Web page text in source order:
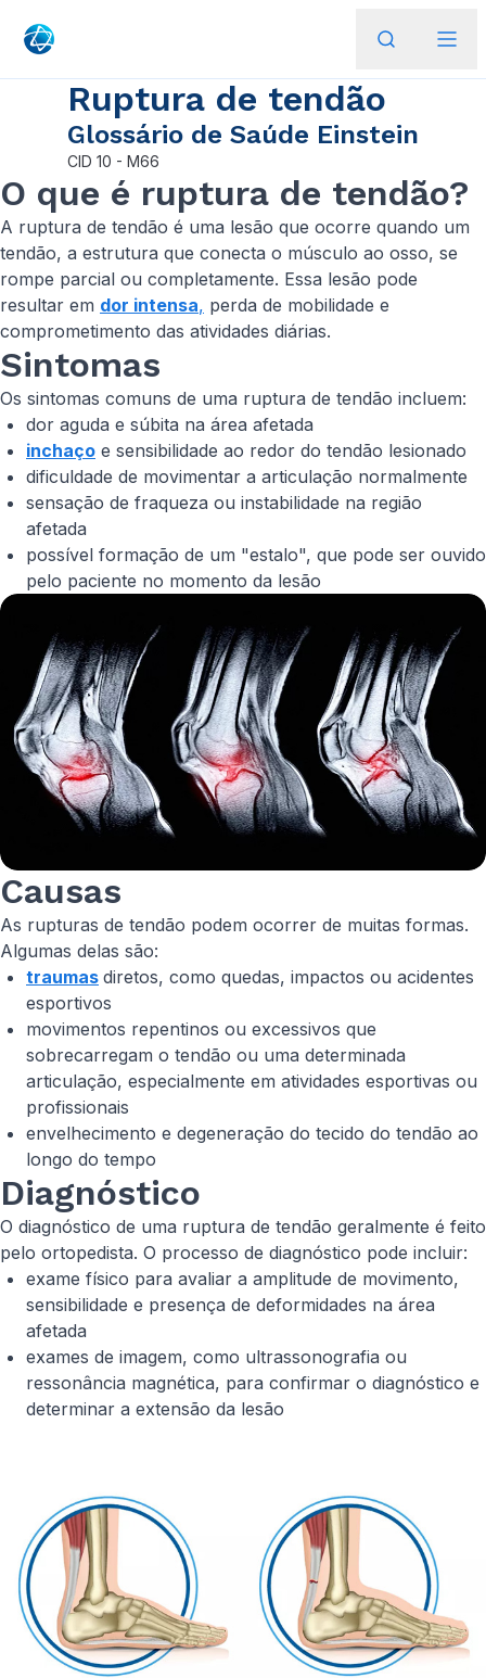
Ruptura de tendão
Glossário de Saúde Einstein
CID 10 - M66
O que é ruptura de tendão?
A ruptura de tendão é uma lesão que ocorre quando um
tendão, a estrutura que conecta o músculo ao osso, se
rompe parcial ou completamente. Essa lesão pode
resultar em dor intensa, perda de mobilidade e
comprometimento das atividades diárias.
Sintomas
Os sintomas comuns de uma ruptura de tendão incluem:
dor aguda e súbita na área afetada
inchaço e sensibilidade ao redor do tendão lesionado
dificuldade de movimentar a articulação normalmente
sensação de fraqueza ou instabilidade na região
afetada
possível formação de um "estalo", que pode ser ouvido
pelo paciente no momento da lesão
Causas
As rupturas de tendão podem ocorrer de muitas formas.
Algumas delas são:
traumas diretos, como quedas, impactos ou acidentes
esportivos
movimentos repentinos ou excessivos que
sobrecarregam o tendão ou uma determinada
articulação, especialmente em atividades esportivas ou
profissionais
envelhecimento e degeneração do tecido do tendão ao
longo do tempo
Diagnóstico
O diagnóstico de uma ruptura de tendão geralmente é feito
pelo ortopedista. O processo de diagnóstico pode incluir:
exame físico para avaliar a amplitude de movimento,
sensibilidade e presença de deformidades na área
afetada
exames de imagem, como ultrassonografia ou
ressonância magnética, para confirmar o diagnóstico e
determinar a extensão da lesão